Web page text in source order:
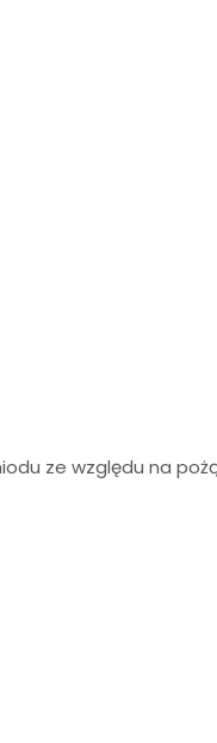
ze względu na